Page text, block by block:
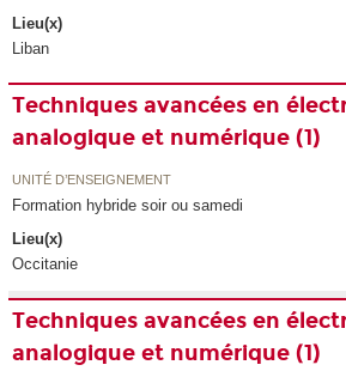
Lieu(x)
Liban
Techniques avancées en
analogique et numérique (1)
UNITÉ D’ENSEIGNEMENT
Formation hybride soir ou samedi
Lieu(x)
Occitanie
Techniques avancées en
analogique et numérique (1)